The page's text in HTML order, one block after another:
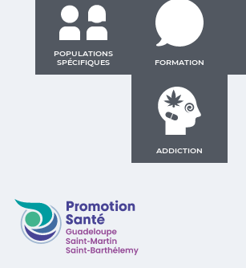
POPULATIONS
SPÉCIFIQUES
FORMATION
ADDICTION
Promotion Santé Guadeloupe,